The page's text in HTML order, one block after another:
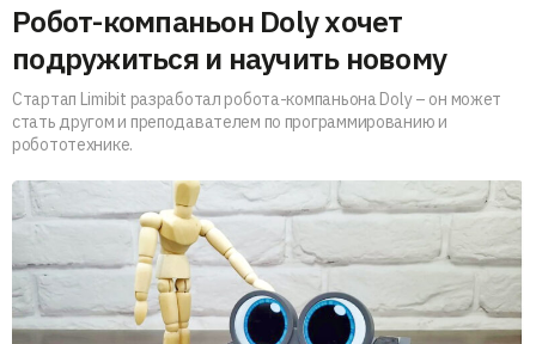
Робот-компаньон Doly хочет
подружиться и научить новому
Стартап Limibit разработал робота-компаньона Doly – он может
стать другом и преподавателем по программированию и
робототехнике.